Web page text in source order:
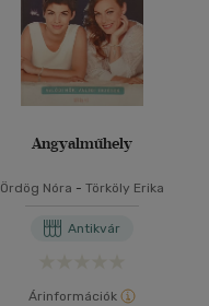
Angyalműhely
Ördög Nóra - Törköly Erika
Antikvár
Árinformációk